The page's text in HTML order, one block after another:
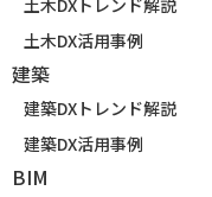
土木DX活用事例
建築
建築DXトレンド解説
建築DX活用事例
BIM